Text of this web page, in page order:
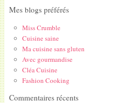
Mes blogs préférés
Miss Crumble
Cuisine saine
Ma cuisine sans gluten
Avec gourmandise
Cléa Cuisine
Fashion Cooking
Commentaires récents